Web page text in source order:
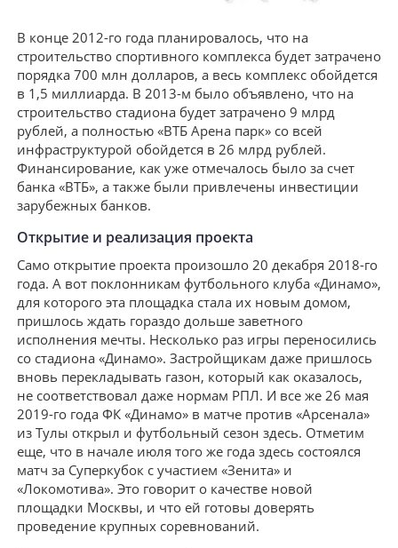
В конце 2012-го года планировалось, что на
строительство спортивного комплекса будет затрачено
порядка 700 млн долларов, а весь комплекс обойдется
в 1,5 миллиарда. В 2013-м было объявлено, что на
строительство стадиона будет затрачено 9 млрд
рублей, а полностью «ВТБ Арена парк» со всей
инфраструктурой обойдется в 26 млрд рублей.
Финансирование, как уже отмечалось было за счет
банка «ВТБ», а также были привлечены инвестиции
зарубежных банков.
Открытие и реализация проекта
Само открытие проекта произошло 20 декабря 2018-го
года. А вот поклонникам футбольного клуба «Динамо»,
для которого эта площадка стала их новым домом,
пришлось ждать гораздо дольше заветного
исполнения мечты. Несколько раз игры переносились
со стадиона «Динамо». Застройщикам даже пришлось
вновь перекладывать газон, который как оказалось,
не соответствовал даже нормам РПЛ. И все же 26 мая
2019-го года ФК «Динамо» в матче против «Арсенала»
из Тулы открыл и футбольный сезон здесь. Отметим
еще, что в начале июля того же года здесь состоялся
матч за Суперкубок с участием «Зенита» и
«Локомотива». Это говорит о качестве новой
площадки Москвы, и что ей готовы доверять
проведение крупных соревнований.